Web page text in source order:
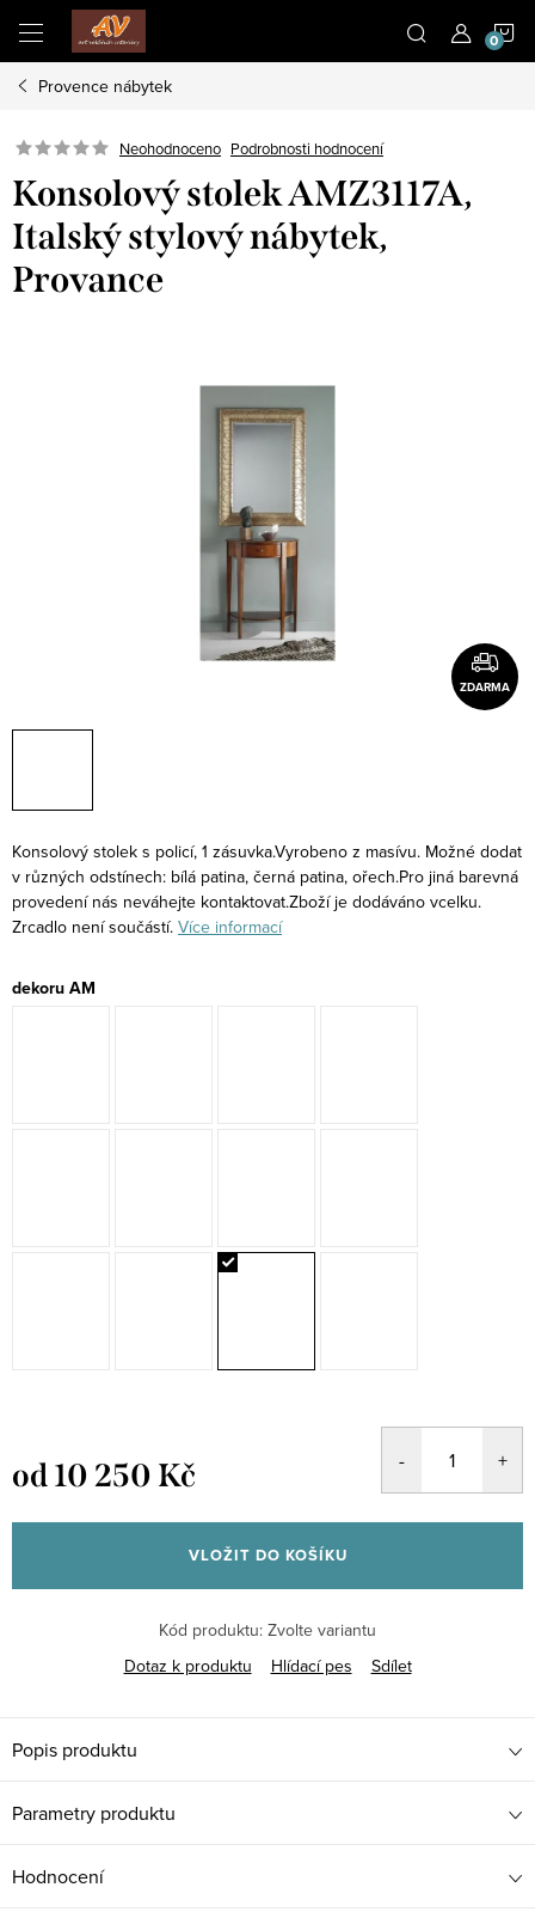
obsah
Provence nábytek
Neohodnoceno Podrobnosti hodnocení
Konsolový stolek AMZ3117A,
Italský stylový nábytek,
Provance
ZDARMA
Konsolový stolek s policí, 1 zásuvka.Vyrobeno z masívu. Možné dodat
v různých odstínech: bílá patina, černá patina, ořech.Pro jiná barevná
provedení nás neváhejte kontaktovat.Zboží je dodáváno vcelku.
Zrcadlo není součástí. Více informací
dekoru AM
od10 250 Kč
cena:
VLOŽIT DO KOŠÍKU
Kód produktu: Zvolte variantu
Dotaz k produktu
Hlídací pes Sdílet
Popis produktu
Parametry produktu
Hodnocení